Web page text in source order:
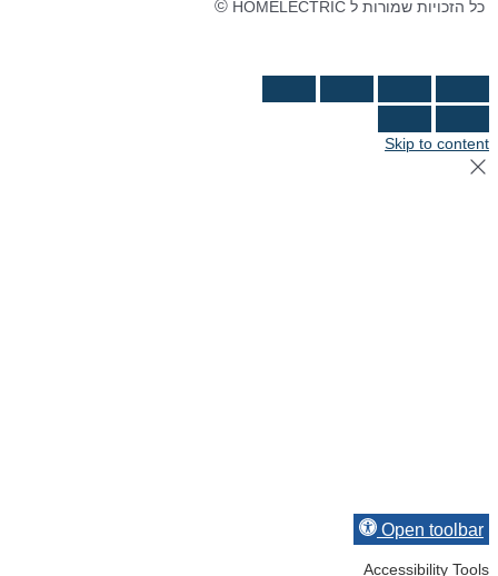
כל הזכויות שמורות ל HOMELECTRIC ©
Skip to content
Open toolbar
Accessibility Tools